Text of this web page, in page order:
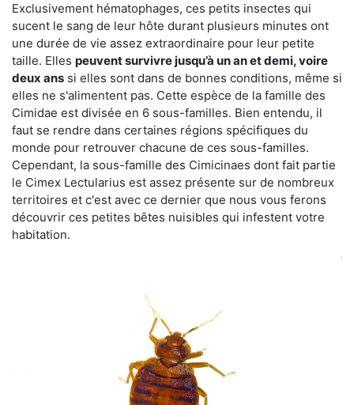
Exclusivement hématophages, ces petits insectes qui
sucent le sang de leur hôte durant plusieurs minutes ont
une durée de vie assez extraordinaire pour leur petite
taille. Elles peuvent survivre jusqu’à un an et demi, voire
deux ans si elles sont dans de bonnes conditions, même si
elles ne s'alimentent pas. Cette espèce de la famille des
Cimidae est divisée en 6 sous-familles. Bien entendu, il
faut se rendre dans certaines régions spécifiques du
monde pour retrouver chacune de ces sous-familles.
Cependant, la sous-famille des Cimicinaes dont fait partie
le Cimex Lectularius est assez présente sur de nombreux
territoires et c'est avec ce dernier que nous vous ferons
découvrir ces petites bêtes nuisibles qui infestent votre
habitation.